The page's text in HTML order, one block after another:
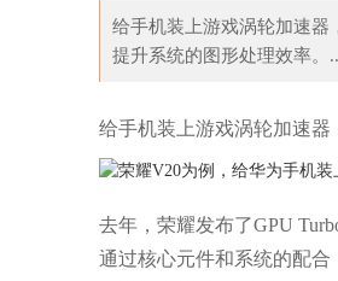
给手机装上游戏涡轮加速器
提升系统的图形处理效率。
给手机装上游戏涡轮加速器
去年，荣耀发布了GPU
通过核心元件和系统的配合